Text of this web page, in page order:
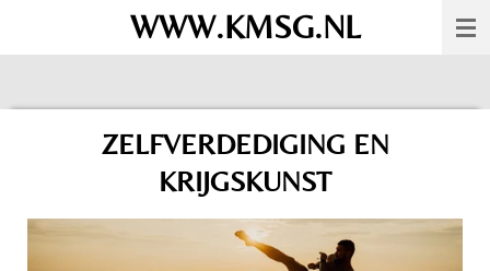
direct
de
hoofdinhoud
WWW.KMSG.NL
ZELFVERDEDIGING EN
KRIJGSKUNST